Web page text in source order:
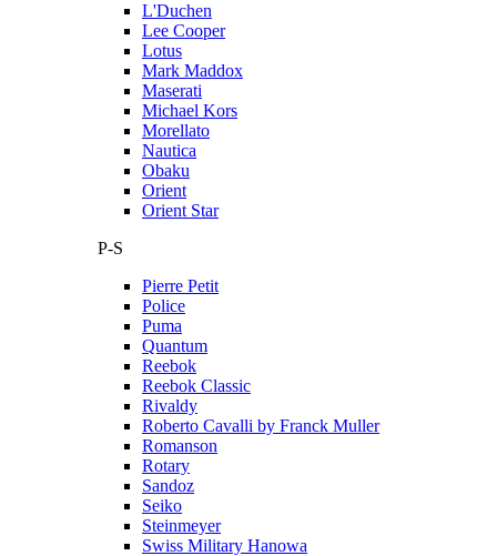
L'Duchen
Lee Cooper
Lotus
Mark Maddox
Maserati
Michael Kors
Morellato
Nautica
Obaku
Orient
Orient Star
P-S
Pierre Petit
Police
Puma
Quantum
Reebok
Reebok Classic
Rivaldy
Roberto Cavalli by Franck Muller
Romanson
Rotary
Sandoz
Seiko
Steinmeyer
Swiss Military Hanowa